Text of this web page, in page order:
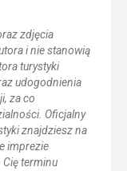
zdjęcia
i nie stanowią
turystyki
udogodnienia
za co
Oficjalny
znajdziesz na
imprezie
terminu